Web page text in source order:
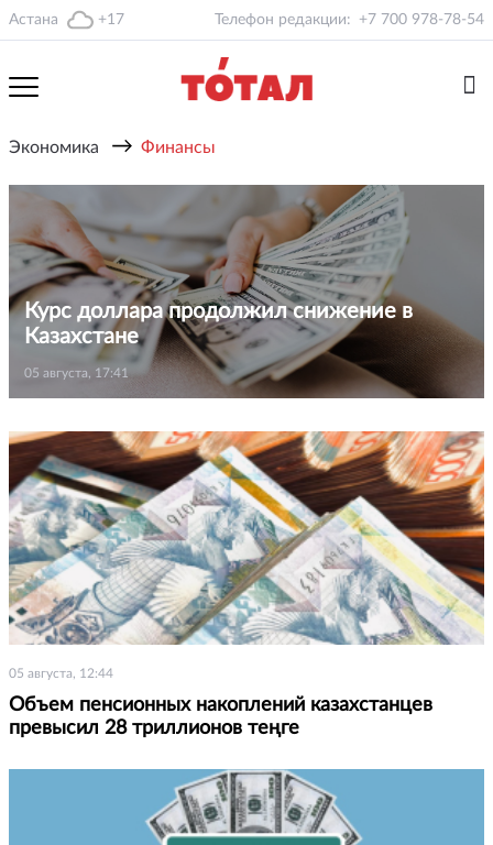
Астана +17 Телефон редакции: +7 700 978-78-54
Экономика → Финансы
Курс доллара продолжил снижение в
Казахстане
05 августа, 17:41
05 августа, 12:44
Объем пенсионных накоплений казахстанцев
превысил 28 триллионов теңге